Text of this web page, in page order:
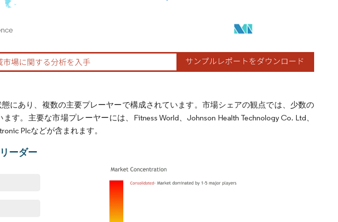
示が必要です。
にあり、複数の主要プレーヤーで構成されています。市場シェアの観点では、少数の
す。主要な市場プレーヤーには、Fitness World、Johnson Health Technology Co. Ltd、
Plcなどが含まれます。
ーダー